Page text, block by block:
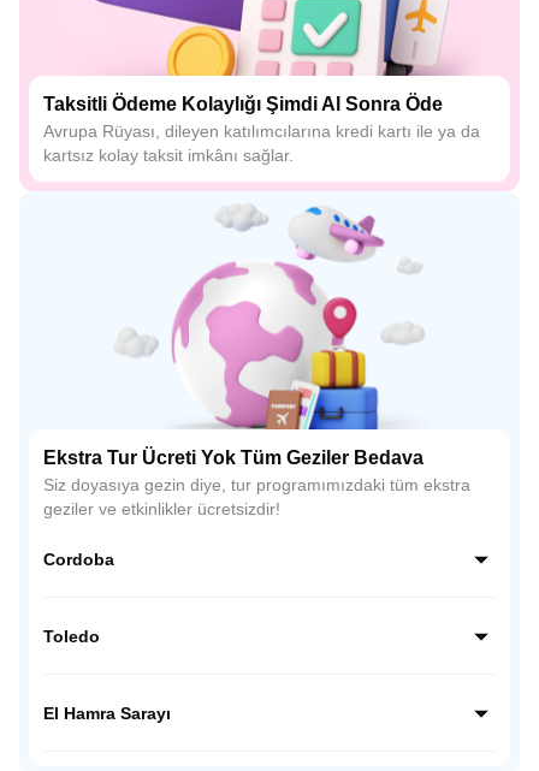
Taksitli Ödeme Kolaylığı Şimdi Al Sonra Öde
Avrupa Rüyası, dileyen katılımcılarına kredi kartı ile ya da
kartsız kolay taksit imkânı sağlar.
Ekstra Tur Ücreti Yok Tüm Geziler Bedava
Siz doyasıya gezin diye, tur programımızdaki tüm ekstra
geziler ve etkinlikler ücretsizdir!
Cordoba
en etkileyici örneklerinden biri olan La Mezquita (Ulu Cami)
sunar.
Toledo
ve Musevi kültürlerinin yüzyıllarca bir arada yaşadığı “üç
El Hamra Sarayı